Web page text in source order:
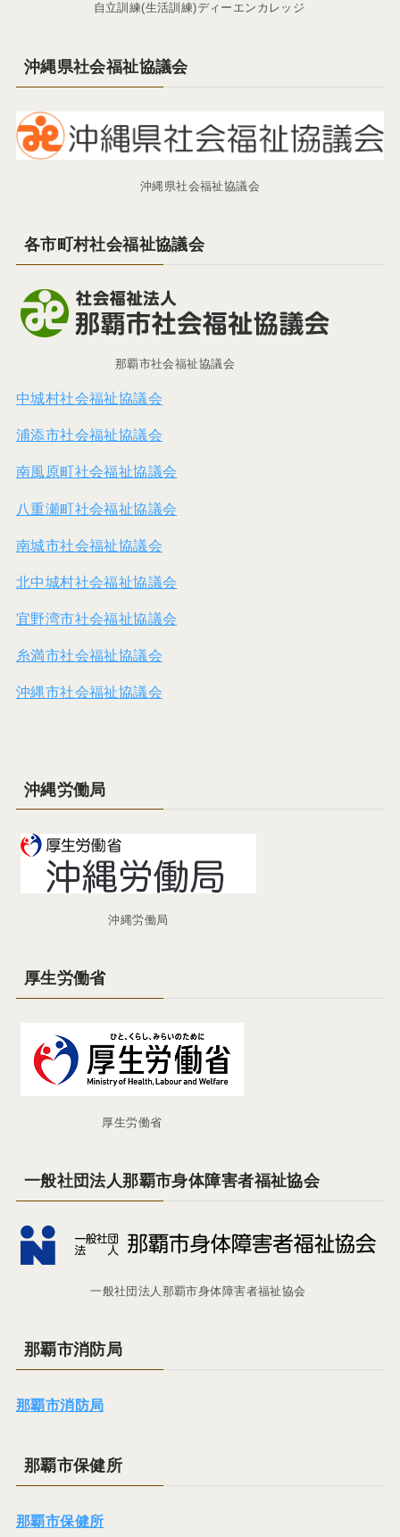
自立訓練(生活訓練)ディーエンカレッジ
沖縄県社会福祉協議会
沖縄県社会福祉協議会
各市町村社会福祉協議会
那覇市社会福祉協議会
中城村社会福祉協議会
浦添市社会福祉協議会
南風原町社会福祉協議会
八重瀬町社会福祉協議会
南城市社会福祉協議会
北中城村社会福祉協議会
宜野湾市社会福祉協議会
糸満市社会福祉協議会
沖縄市社会福祉協議会
沖縄労働局
沖縄労働局
厚生労働省
厚生労働省
一般社団法人那覇市身体障害者福祉協会
一般社団法人那覇市身体障害者福祉協会
那覇市消防局
那覇市消防局
那覇市保健所
那覇市保健所